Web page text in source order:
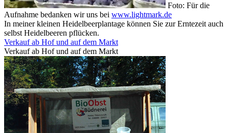
Foto: Für die
Aufnahme bedanken wir uns bei www.lightmark.de
In meiner kleinen Heidelbeerplantage können Sie zur Erntezeit auch
selbst Heidelbeeren pflücken.
Verkauf ab Hof und auf dem Markt
Verkauf ab Hof und auf dem Markt